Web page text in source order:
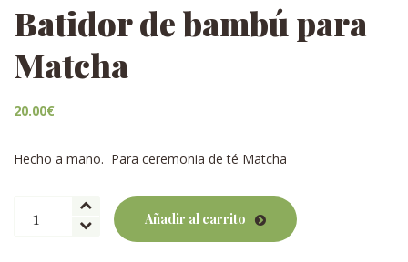
Batidor de bambú para
Matcha
20.00€
Hecho a mano. Para ceremonia de té Matcha
Añadir al carrito